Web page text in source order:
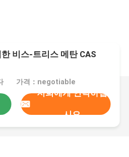
비스-트리스 메탄 CAS
가격：negotiable
저희에게 연락하십
시오